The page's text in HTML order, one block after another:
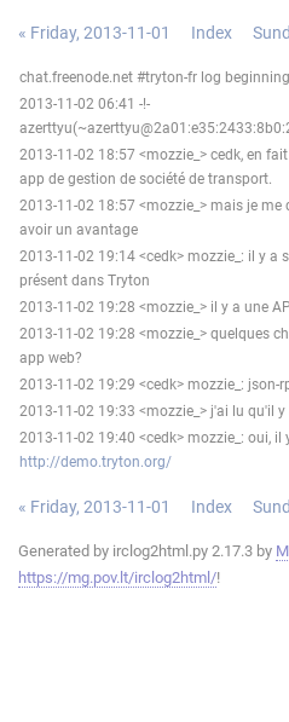
« Friday, 2013-11-01 Index
chat.freenode.net #tryton-fr log
2013-11-02 06:41 -!-
2013-11-02 18:57 <mozzie_> cedk, en
app de gestion de société de transport.
2013-11-02 18:57 <mozzie_> mais je
avoir un avantage
2013-11-02 19:14 <cedk> mozzie_: il y a
présent dans Tryton
2013-11-02 19:28 <mozzie_> il y a une
2013-11-02 19:28 <mozzie_> quelques
app web?
2013-11-02 19:29 <cedk> mozzie_: json-
2013-11-02 19:33 <mozzie_> j'ai lu qu'il
2013-11-02 19:40 <cedk> mozzie_: oui, il
http://demo.tryton.org/
« Friday, 2013-11-01 Index
Generated by irclog2html.py 2.17.3 by
https://mg.pov.lt/irclog2html/!